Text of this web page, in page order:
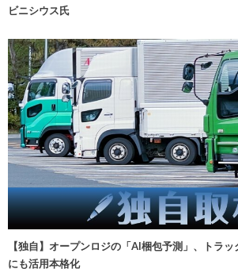
ビニシウス氏
【独自】オープンロジの「AI梱包予測」、トラ
にも活用本格化